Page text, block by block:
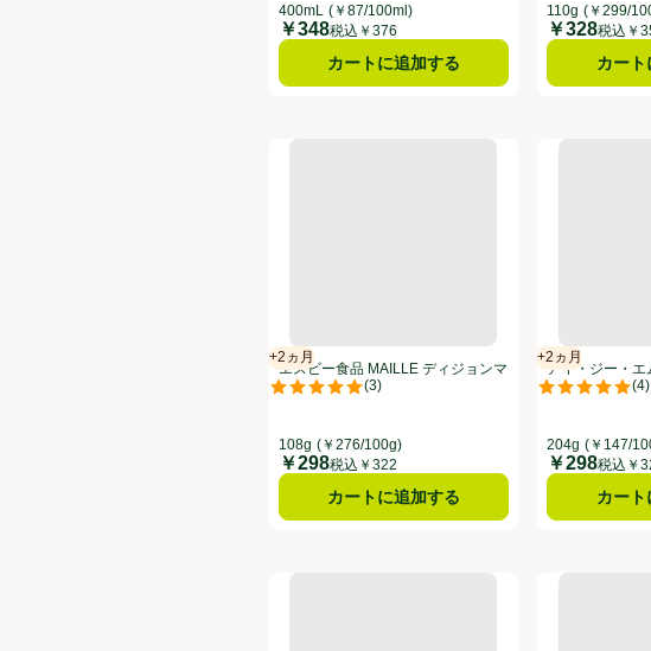
400mL (￥87/100ml)
価格
￥348税込￥376
カートに追加する
110g (￥299/
価格
￥328税込￥
カート
エスビー食品 MAILLE ディジョンマスタード
+2ヵ月
賞味・消費期限保証：2ヵ月
(3)
評価は3件のレビューで5点中5.0点。
エスビー食品 MAILLE ディジョンマ
スタード 108g
108g (￥276/100g)
価格
￥298税込￥322
カートに追加する
アイ・ジー
+2ヵ月
賞味・消費
(4)
評価は4件の
アイ・ジー・エ
んフォー 204g
204g (￥147/
価格
￥298税込￥
カート
Boundary Bend Olives Pty Ltd レッドアイラン
ニシキラン